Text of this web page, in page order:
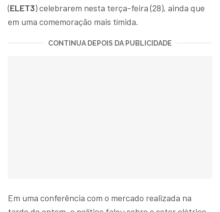
(ELET3) celebrarem nesta terça-feira (28), ainda que
em uma comemoração mais tímida.
CONTINUA DEPOIS DA PUBLICIDADE
Em uma conferência com o mercado realizada na